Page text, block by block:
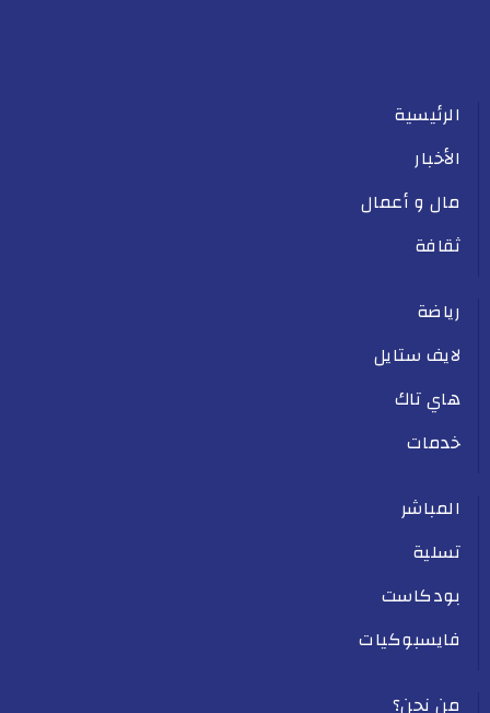
الرئيسية
الأخبار
مال و أعمال
ثقافة
رياضة
لايف ستايل
هاي تاك
خدمات
المباشر
تسلية
بودكاست
فايسبوكيات
من نحن؟